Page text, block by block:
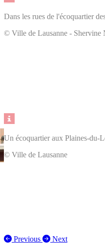
Dans les rues de l'écoquartier
© Ville de Lausanne - Shervine
Un écoquartier aux Plaines-du-
© Ville de Lausanne
Previous Next